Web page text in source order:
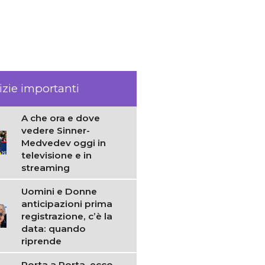
importanti
A che ora e dove
vedere Sinner-
Medvedev oggi in
televisione e in
streaming
Uomini e Donne
anticipazioni prima
registrazione, c’è la
data: quando
riprende